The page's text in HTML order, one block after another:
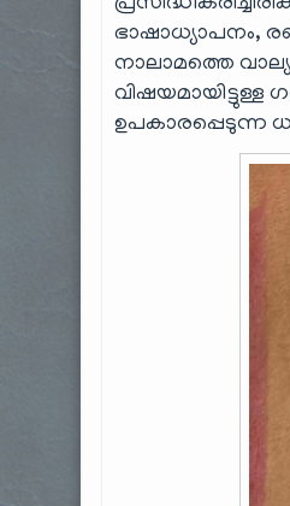
ഭാഷാധ്യാപനം,
നാലാമത്തെ
ഉപകാരപ്പെടുന്ന